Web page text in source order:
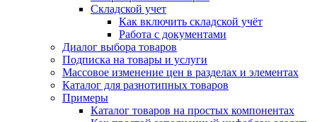
Складской учет
Как включить складской учёт
Работа с документами
Диалог выбора товаров
Подписка на товары и услуги
Массовое изменение цен в разделах и элементах
Каталог для разнотипных товаров
Примеры
Каталог товаров на простых компонентах